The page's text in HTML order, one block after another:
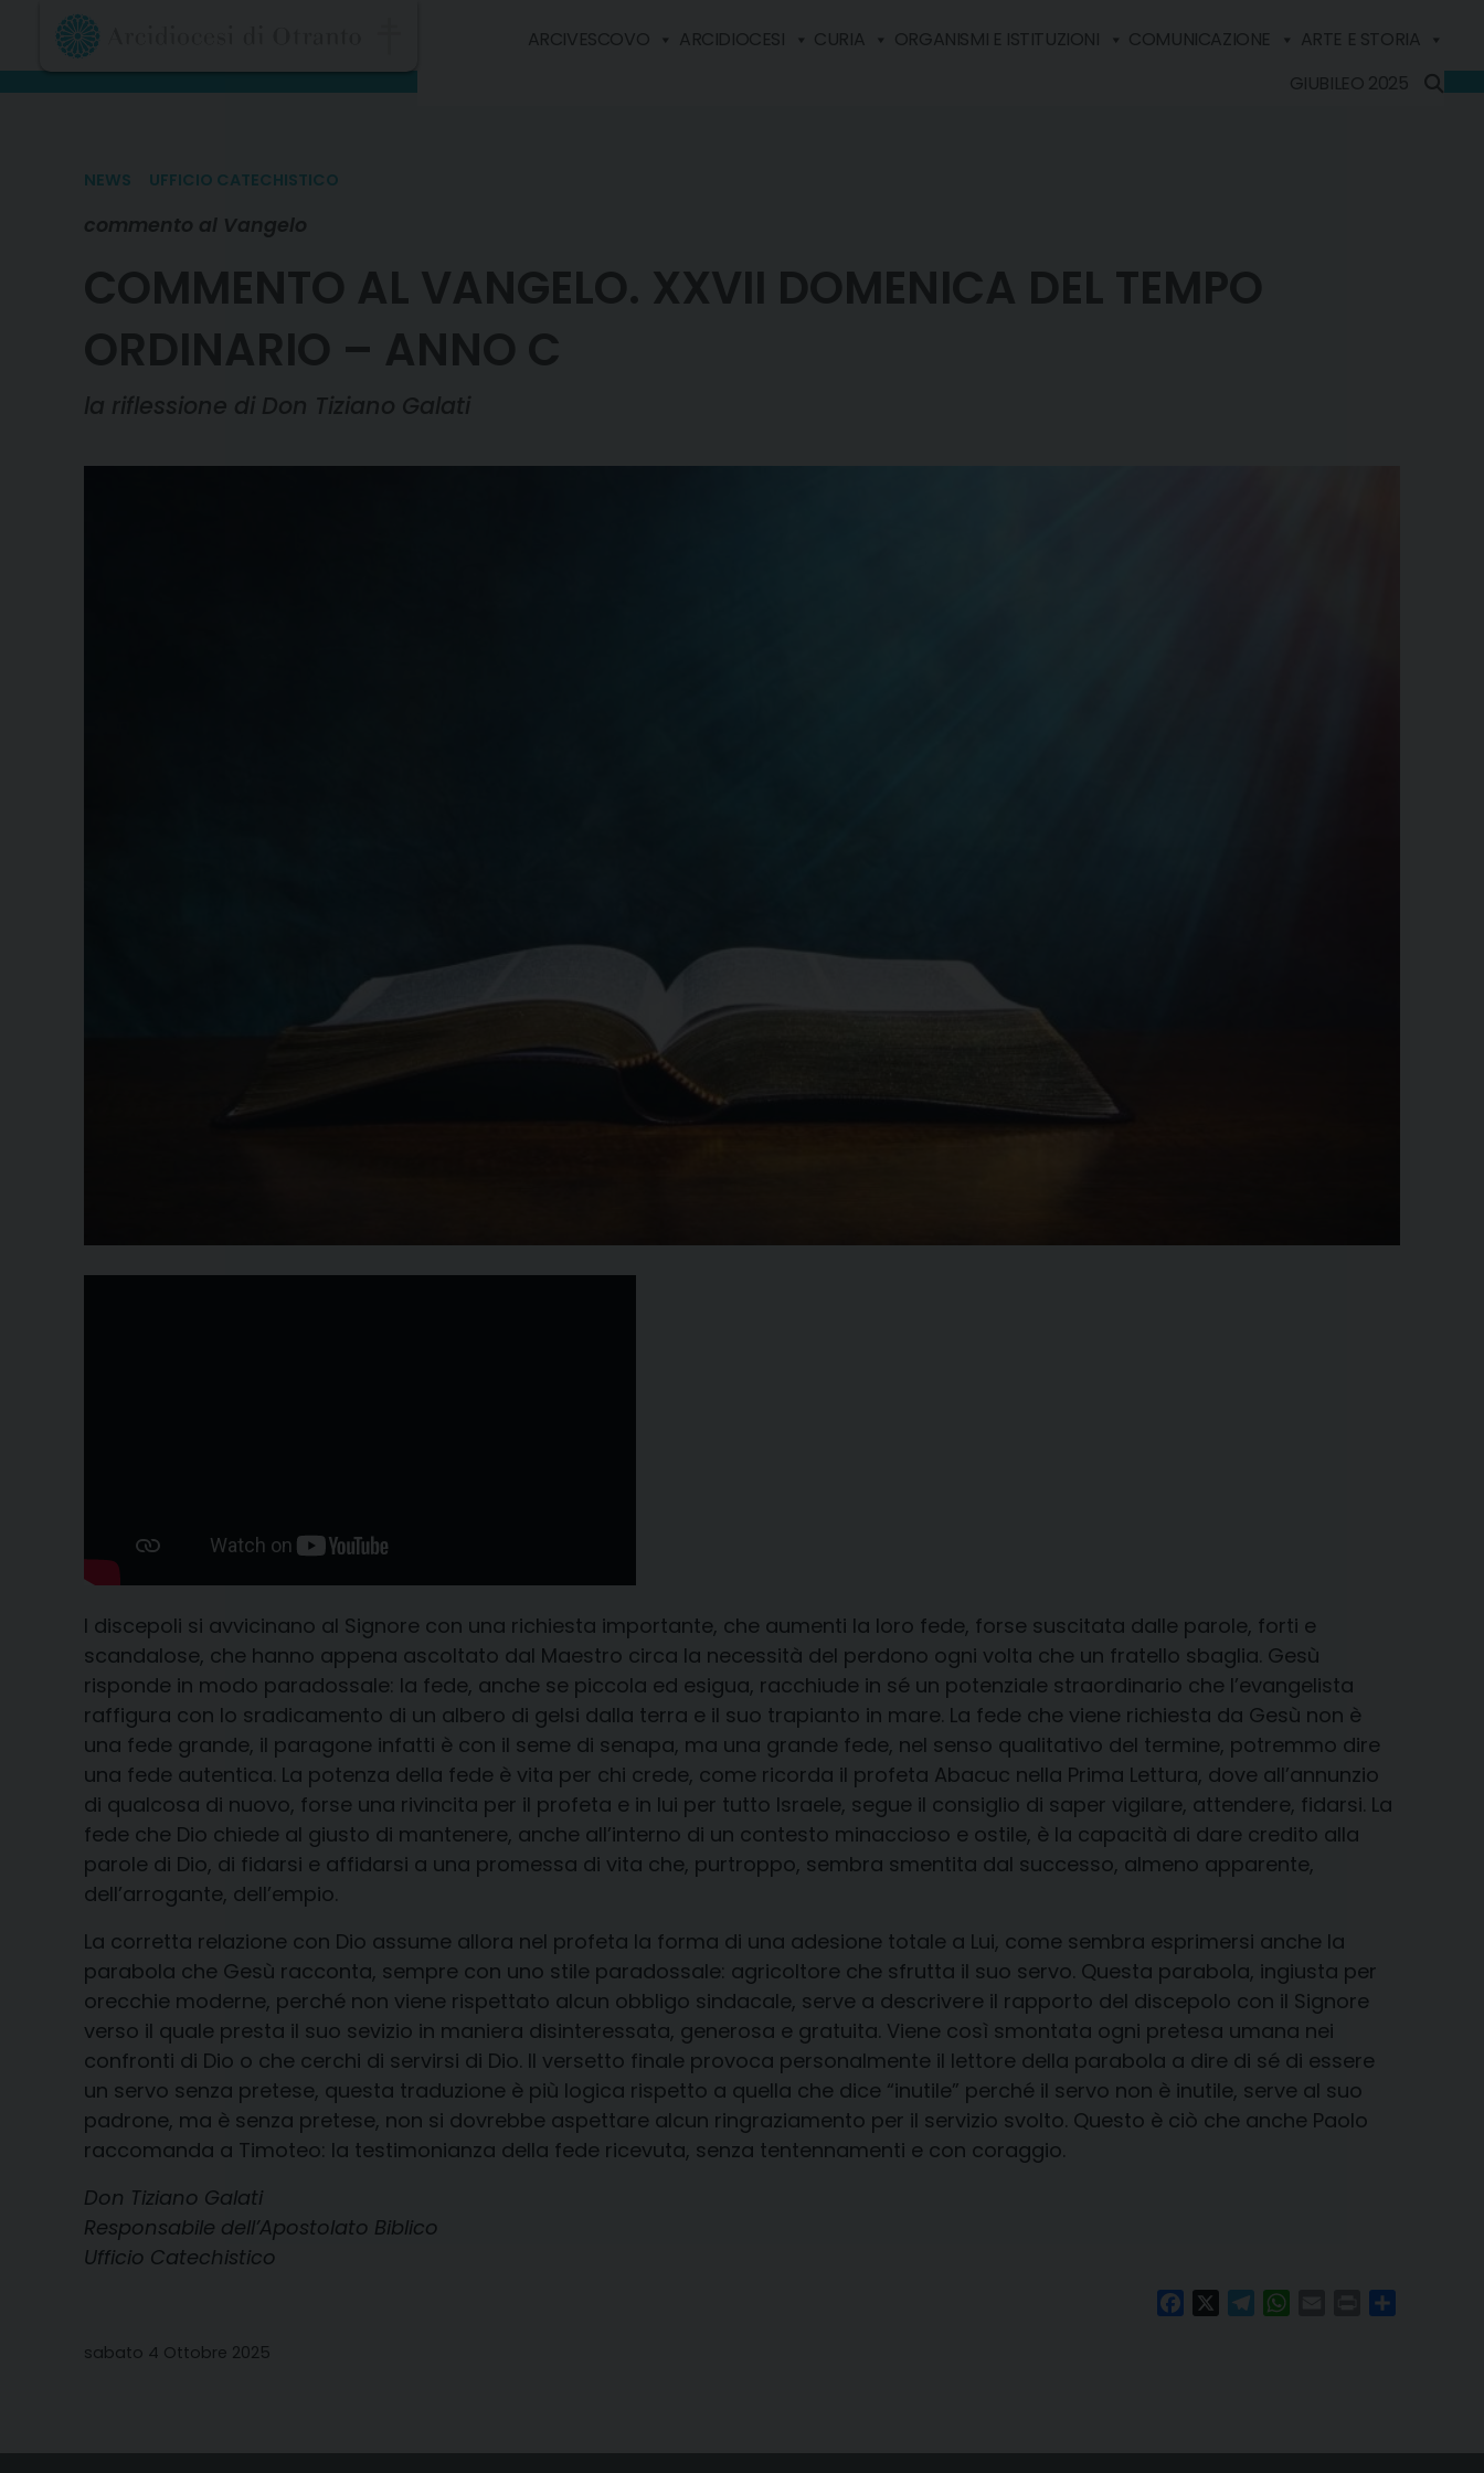
content
ARCIVESCOVO ARCIDIOCESI CURIA ORGANISMI E ISTITUZIONI COMUNICAZIONE
ARTE E STORIA
GIUBILEO 2025
NEWS UFFICIO CATECHISTICO
commento al Vangelo
COMMENTO AL VANGELO. XXVII DOMENICA DEL TEMPO
ORDINARIO – ANNO C
la riflessione di Don Tiziano Galati
I discepoli si avvicinano al Signore con una richiesta importante, che aumenti la loro fede, forse suscitata dalle parole, forti e
scandalose, che hanno appena ascoltato dal Maestro circa la necessità del perdono ogni volta che un fratello sbaglia. Gesù
risponde in modo paradossale: la fede, anche se piccola ed esigua, racchiude in sé un potenziale straordinario che l’evangelista
raffigura con lo sradicamento di un albero di gelsi dalla terra e il suo trapianto in mare. La fede che viene richiesta da Gesù non è
una fede grande, il paragone infatti è con il seme di senapa, ma una grande fede, nel senso qualitativo del termine, potremmo dire
una fede autentica. La potenza della fede è vita per chi crede, come ricorda il profeta Abacuc nella Prima Lettura, dove all’annunzio
di qualcosa di nuovo, forse una rivincita per il profeta e in lui per tutto Israele, segue il consiglio di saper vigilare, attendere, fidarsi. La
fede che Dio chiede al giusto di mantenere, anche all’interno di un contesto minaccioso e ostile, è la capacità di dare credito alla
parole di Dio, di fidarsi e affidarsi a una promessa di vita che, purtroppo, sembra smentita dal successo, almeno apparente,
dell’arrogante, dell’empio.
La corretta relazione con Dio assume allora nel profeta la forma di una adesione totale a Lui, come sembra esprimersi anche la
parabola che Gesù racconta, sempre con uno stile paradossale: agricoltore che sfrutta il suo servo. Questa parabola, ingiusta per
orecchie moderne, perché non viene rispettato alcun obbligo sindacale, serve a descrivere il rapporto del discepolo con il Signore
verso il quale presta il suo sevizio in maniera disinteressata, generosa e gratuita. Viene così smontata ogni pretesa umana nei
confronti di Dio o che cerchi di servirsi di Dio. Il versetto finale provoca personalmente il lettore della parabola a dire di sé di essere
un servo senza pretese, questa traduzione è più logica rispetto a quella che dice “inutile” perché il servo non è inutile, serve al suo
padrone, ma è senza pretese, non si dovrebbe aspettare alcun ringraziamento per il servizio svolto. Questo è ciò che anche Paolo
raccomanda a Timoteo: la testimonianza della fede ricevuta, senza tentennamenti e con coraggio.
Don Tiziano Galati
Responsabile dell’Apostolato Biblico
Ufficio Catechistico
FacebookTelegramWhatsAppPrint
sabato 4 Ottobre 2025